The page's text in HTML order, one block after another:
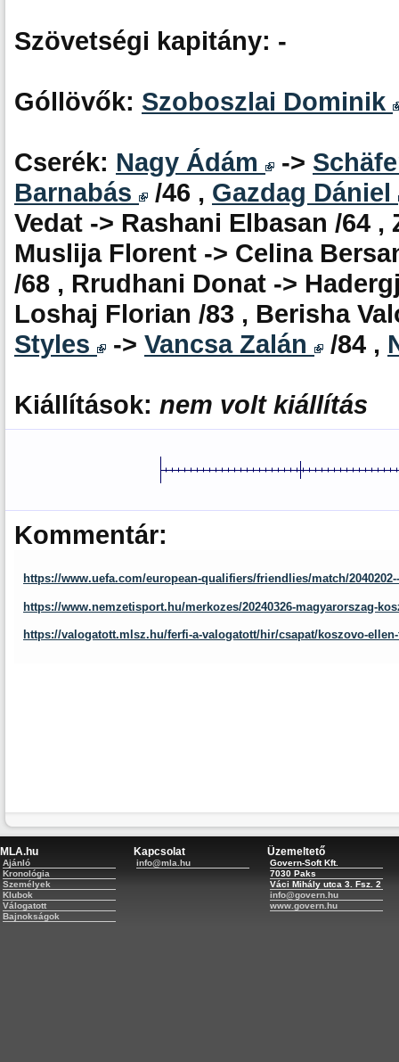
Szövetségi kapitány: -
Góllövők: Szoboszlai Dominik
Cserék: Nagy Ádám ->
Barnabás
/46 , Gazdag Dániel
Vedat -> Rashani Elbasan /64
Muslija Florent -> Celina
/68 , Rrudhani Donat ->
Loshaj Florian /83 , Berisha
Styles
-> Vancsa Zalán /84 ,
Kiállítások: nem volt kiállítás
Kommentár:
https://www.uefa.com/european-qualifiers/friendlies/match/
https://www.nemzetisport.hu/merkozes/20240326-magyarorszag-
https://valogatott.mlsz.hu/ferfi-a-valogatott/hir/csapat/koszovo-
MLA.hu
Ajánló
Kronológia
Személyek
Klubok
Válogatott
Bajnokságok
Kapcsolat
info@mla.hu
Üzemeltető
Govern-Soft Kft.
7030 Paks
Váci Mihály utca 3. Fsz. 2
info@govern.hu
www.govern.hu